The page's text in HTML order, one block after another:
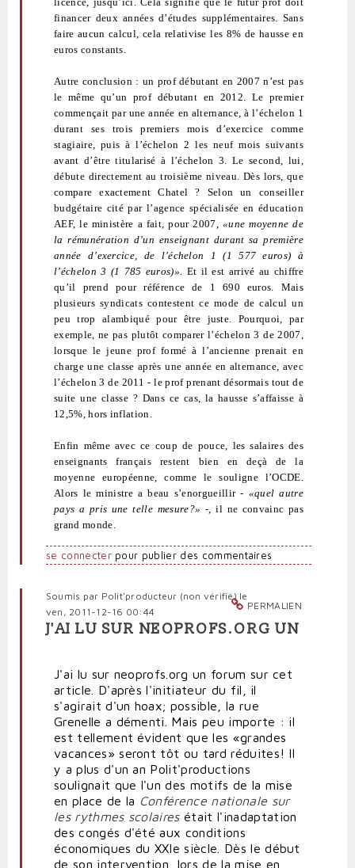
financer deux années d’études supplémentaires. Sans
faire aucun calcul, cela relativise les 8% de hausse en
euros constants.
Autre conclusion : un prof débutant en 2007 n’est pas
le même qu’un prof débutant en 2012. Le premier
commençait par une année en alternance, à l’échelon 1
durant ses trois premiers mois d’exercice comme
stagiaire, puis à l’échelon 2 les neuf mois suivants
avant d’être titularisé à l’échelon 3. Le second, lui,
débute directement au troisième niveau. Dès lors, que
compare exactement Chatel ? Selon un conseiller
budgétaire cité par l’agence spécialisée en éducation
AEF, le ministère a fait, pour 2007, «une moyenne de
la rémunération d’un enseignant durant sa première
année d’exercice, de l’échelon 1 (1 577 euros) à
l’échelon 3 (1 785 euros)». Et il est arrivé au chiffre
qu’il prend pour référence de 1 690 euros. Mais
plusieurs syndicats contestent ce mode de calcul un
peu trop alambiqué pour être juste. Pourquoi, par
exemple, ne pas plutôt comparer l’échelon 3 de 2007,
lorsque le jeune prof formé à l’ancienne prenait en
charge une classe après une année en alternance, avec
l’échelon 3 de 2011 - le prof prenant désormais tout de
suite une classe ? Dans ce cas, la hausse s’affaisse à
12,5%, hors inflation.
Enfin même avec ce coup de pouce, les salaires des
enseignants français restent bien en deçà de la
moyenne européenne, comme le souligne l’OCDE.
Alors le ministre a beau s’enorgueillir - «quel autre
pays a pris une telle mesure?» -, il ne convainc pas
grand monde.
se connecterpour publier des commentaires
PERMALIEN
Soumis par Polit'producteur (non vérifié)le
ven, 2011-12-16 00:44
J'AI LU SUR NEOPROFS.ORG UN
J'ai lu sur neoprofs.org un forum sur cet
article. D'après l'initiateur du fil, il
s'agirait d'un hoax; possible, la rue
Grenelle a démenti. Mais peu importe : il
est tellement évident que les «grandes
vacances» seront tôt ou tard réduites! Il
y a plus d'un an Polit'productions
soulignait que l'un des motifs de la mise
en place de la Conférence nationale sur
les rythmes scolaires était l'inadaptation
des congés d'été aux conditions
économiques du XXIe siècle. Dès le début
de son intervention, lors de la mise en